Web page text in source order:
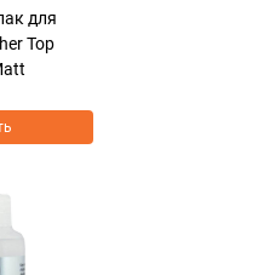
для
Top